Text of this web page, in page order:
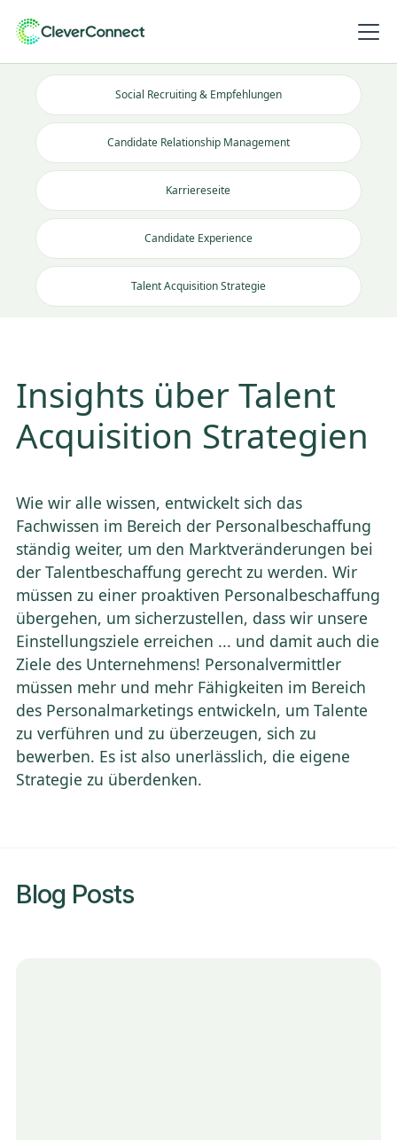
Social Recruiting & Empfehlungen
Candidate Relationship Management
Karriereseite
Candidate Experience
Talent Acquisition Strategie
Insights über Talent
Acquisition Strategien
Wie wir alle wissen, entwickelt sich das
Fachwissen im Bereich der Personalbeschaffung
ständig weiter, um den Marktveränderungen bei
der Talentbeschaffung gerecht zu werden. Wir
müssen zu einer proaktiven Personalbeschaffung
übergehen, um sicherzustellen, dass wir unsere
Einstellungsziele erreichen ... und damit auch die
Ziele des Unternehmens! Personalvermittler
müssen mehr und mehr Fähigkeiten im Bereich
des Personalmarketings entwickeln, um Talente
zu verführen und zu überzeugen, sich zu
bewerben. Es ist also unerlässlich, die eigene
Strategie zu überdenken.
Blog Posts